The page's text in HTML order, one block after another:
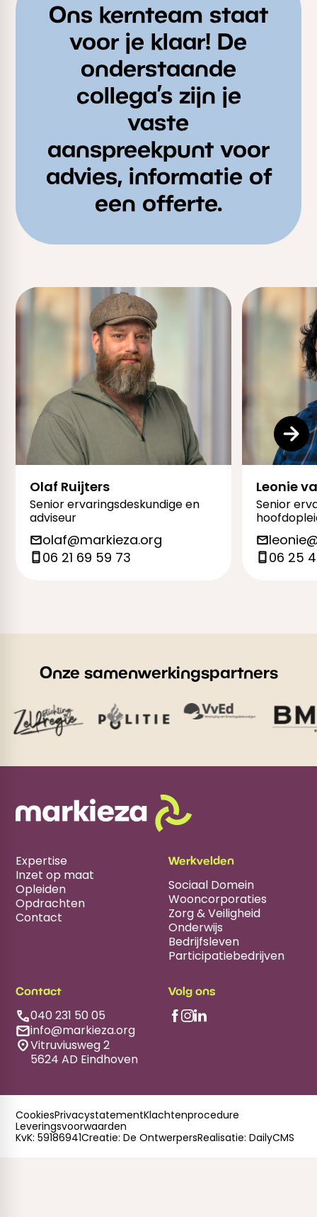
Ons kernteam staat
voor je klaar! De
onderstaande
collega’s zijn je
vaste
aanspreekpunt voor
advies, informatie of
een offerte.
Olaf Ruijters
Senior ervaringsdeskundige en
adviseur
olaf@markieza.org
06 21 69 59 73
Leonie
Senior
06 25
Onze samenwerkingspartners
Expertise
Inzet op maat
Opleiden
Opdrachten
Contact
Werkvelden
Sociaal Domein
Wooncorporaties
Zorg & Veiligheid
Onderwijs
Bedrijfsleven
Participatiebedrijven
Contact
040 231 50 05
info@markieza.org
Vitruviusweg 2
5624 AD Eindhoven
Volg ons
CookiesPrivacystatementKlachtenprocedure
Leveringsvoorwaarden
KvK: 59186941Creatie: De OntwerpersRealisatie: DailyCMS